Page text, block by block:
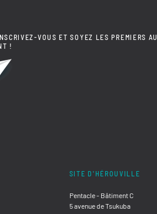
VOUS ET SOYEZ LES PREMIERS AU
!
SITE D'HÉROUVILLE
Pentacle - Bâtiment C
5 avenue de Tsukuba